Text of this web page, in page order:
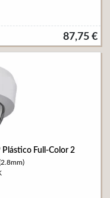
87,75 €
Full-Color 2